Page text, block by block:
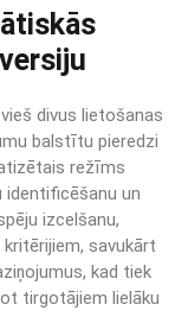
divus lietošanas
balstītu pieredzi
režīms
identificēšanu un
izcelšanu,
savukārt
kad tiek
tirgotājiem lielāku